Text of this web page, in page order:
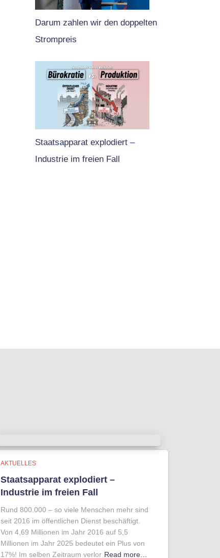
Darum zahlen wir den doppelten
Strompreis
Staatsapparat explodiert –
Industrie im freien Fall
AKTUELLES
Staatsapparat explodiert –
Industrie im freien Fall
Rund 800.000 – so viele Menschen mehr sind
seit 2016 im öffentlichen Dienst beschäftigt.
Von 4,69 Millionen im Jahr 2016 auf 5,5
Millionen im Jahr 2025 bedeutet ein Plus von
17%! Im selben Zeitraum verlor Read more…